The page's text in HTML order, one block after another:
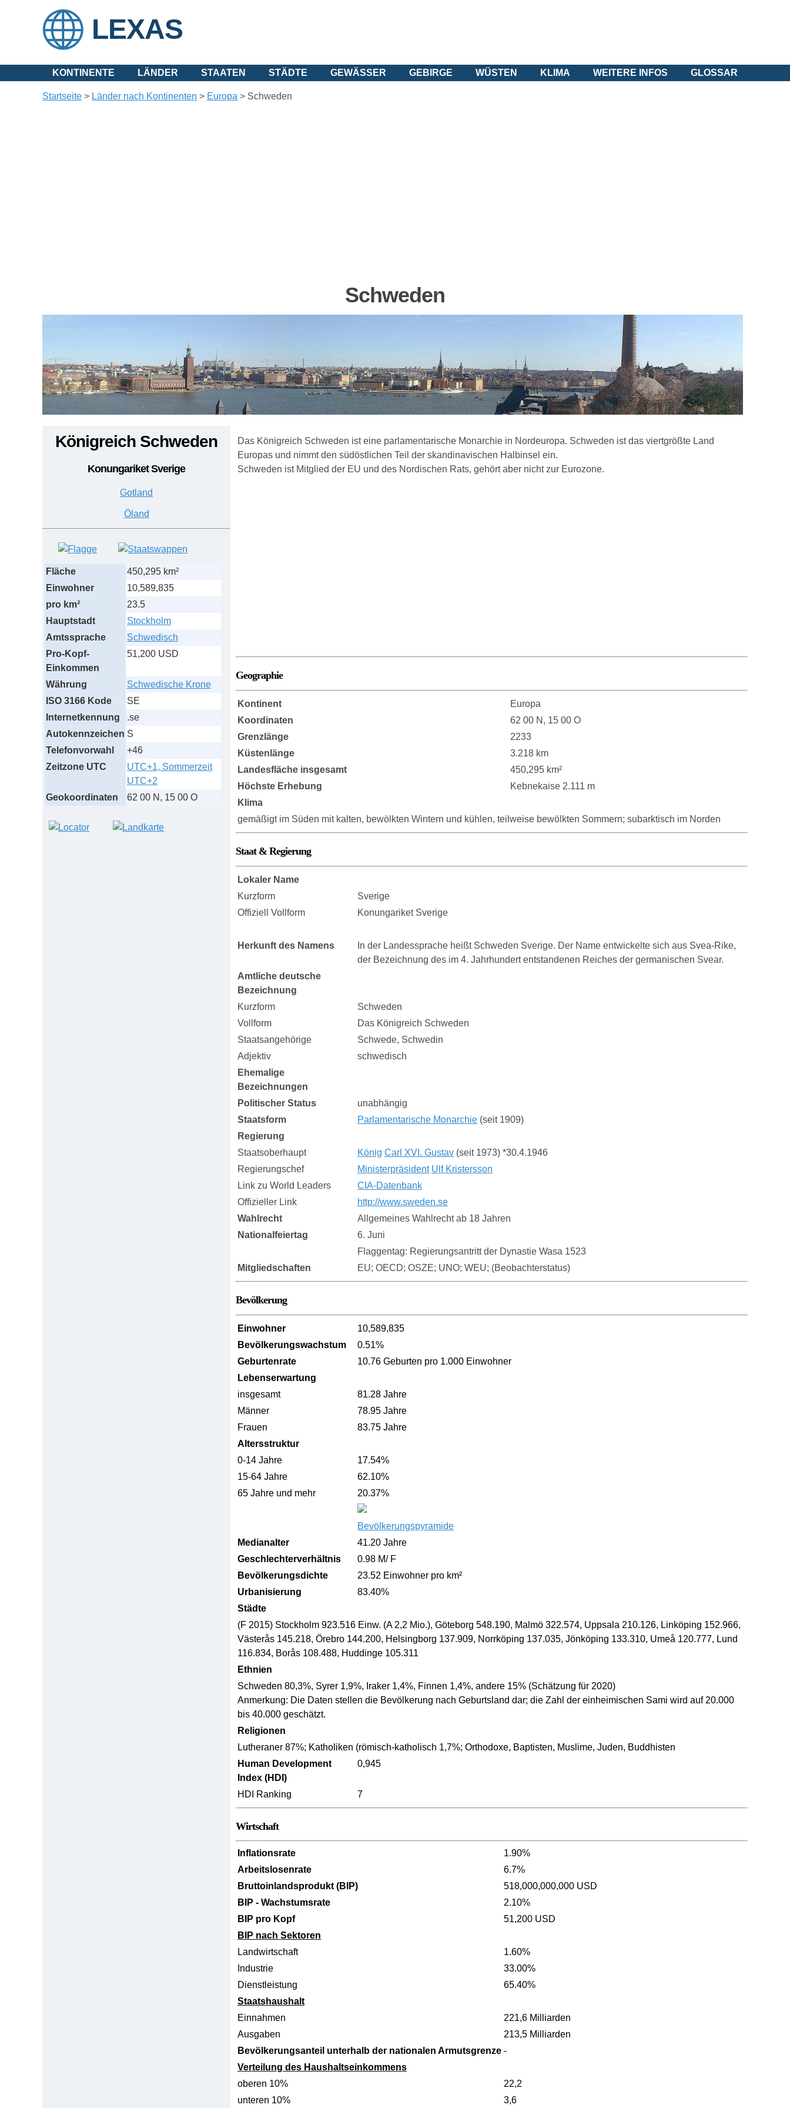
LEXAS
KONTINENTE LÄNDER STAATEN STÄDTE GEWÄSSER GEBIRGE WÜSTEN KLIMA WEITERE INFOS GLOSSAR
Startseite > Länder nach Kontinenten > Europa > Schweden
Schweden
Königreich Schweden
Konungariket Sverige
Gotland
Öland
Fläche
450,295 km²
Einwohner
10,589,835
pro km²
23.5
Hauptstadt
Stockholm
Amtssprache
Schwedisch
Pro-Kopf-
Einkommen
51,200 USD
Währung
Schwedische Krone
ISO 3166 Kode
SE
Internetkennung
.se
Autokennzeichen S
Telefonvorwahl
+46
Zeitzone UTC
UTC+1, Sommerzeit
UTC+2
Geokoordinaten
62 00 N, 15 00 O
Das Königreich Schweden ist eine parlamentarische Monarchie in Nordeuropa. Schweden ist das viertgrößte Land
Europas und nimmt den südöstlichen Teil der skandinavischen Halbinsel ein.
Schweden ist Mitglied der EU und des Nordischen Rats, gehört aber nicht zur Eurozone.
Geographie
Kontinent
Europa
Koordinaten
62 00 N, 15 00 O
Grenzlänge
2233
Küstenlänge
3.218 km
Landesfläche insgesamt
450,295 km²
Höchste Erhebung
Kebnekaise 2.111 m
Klima
gemäßigt im Süden mit kalten, bewölkten Wintern und kühlen, teilweise bewölkten Sommern; subarktisch im Norden
Staat & Regierung
Lokaler Name
Kurzform
Sverige
Offiziell Vollform
Konungariket Sverige
Herkunft des Namens
In der Landessprache heißt Schweden Sverige. Der Name entwickelte sich aus Svea-Rike,
der Bezeichnung des im 4. Jahrhundert entstandenen Reiches der germanischen Svear.
Amtliche deutsche
Bezeichnung
Kurzform
Schweden
Vollform
Das Königreich Schweden
Staatsangehörige
Schwede, Schwedin
Adjektiv
schwedisch
Ehemalige
Bezeichnungen
Politischer Status
unabhängig
Staatsform
Parlamentarische Monarchie (seit 1909)
Regierung
Staatsoberhaupt
König Carl XVI. Gustav (seit 1973) *30.4.1946
Regierungschef
Ministerpräsident Ulf Kristersson
Link zu World Leaders
CIA-Datenbank
Offizieller Link
http://www.sweden.se
Wahlrecht
Allgemeines Wahlrecht ab 18 Jahren
Nationalfeiertag
6. Juni
Flaggentag: Regierungsantritt der Dynastie Wasa 1523
Mitgliedschaften
EU; OECD; OSZE; UNO; WEU; (Beobachterstatus)
Bevölkerung
Einwohner
10,589,835
Bevölkerungswachstum
0.51%
Geburtenrate
10.76 Geburten pro 1.000 Einwohner
Lebenserwartung
insgesamt
81.28 Jahre
Männer
78.95 Jahre
Frauen
83.75 Jahre
Altersstruktur
0-14 Jahre
17.54%
15-64 Jahre
62.10%
65 Jahre und mehr
20.37%
Bevölkerungspyramide
Medianalter
41.20 Jahre
Geschlechterverhältnis
0.98 M/ F
Bevölkerungsdichte
23.52 Einwohner pro km²
Urbanisierung
83.40%
Städte
(F 2015) Stockholm 923.516 Einw. (A 2,2 Mio.), Göteborg 548.190, Malmö 322.574, Uppsala 210.126, Linköping 152.966,
Västerås 145.218, Örebro 144.200, Helsingborg 137.909, Norrköping 137.035, Jönköping 133.310, Umeå 120.777, Lund
116.834, Borås 108.488, Huddinge 105.311
Ethnien
Schweden 80,3%, Syrer 1,9%, Iraker 1,4%, Finnen 1,4%, andere 15% (Schätzung für 2020)
Anmerkung: Die Daten stellen die Bevölkerung nach Geburtsland dar; die Zahl der einheimischen Sami wird auf 20.000
bis 40.000 geschätzt.
Religionen
Lutheraner 87%; Katholiken (römisch-katholisch 1,7%; Orthodoxe, Baptisten, Muslime, Juden, Buddhisten
Human Development
Index (HDI)
0,945
HDI Ranking 7
Wirtschaft
Inflationsrate
1.90%
Arbeitslosenrate
6.7%
Bruttoinlandsprodukt (BIP)
518,000,000,000 USD
BIP - Wachstumsrate
2.10%
BIP pro Kopf
51,200 USD
BIP nach Sektoren
Landwirtschaft
1.60%
Industrie
33.00%
Dienstleistung
65.40%
Staatshaushalt
Einnahmen
221,6 Milliarden
Ausgaben
213,5 Milliarden
Bevölkerungsanteil unterhalb der nationalen Armutsgrenze -
Verteilung des Haushaltseinkommens
oberen 10%
22,2
unteren 10%
3,6